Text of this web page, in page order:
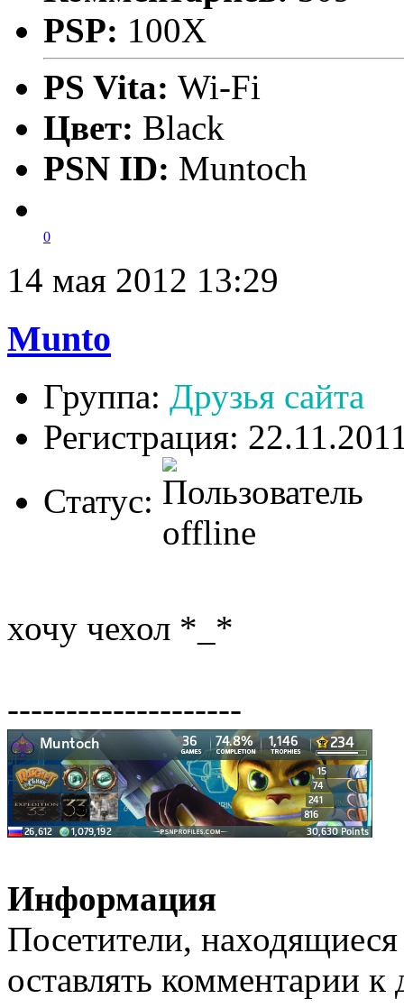
PSP: 100X
PS Vita: Wi-Fi
Цвет: Black
PSN ID: Muntoch
0
14 мая 2012 13:29
Munto
Группа: Друзья сайта
Регистрация:
Статус:
хочу чехол *_*
--------------------
Информация
Посетители,
оставлять комментарии